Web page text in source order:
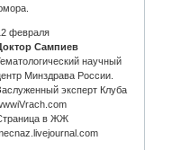
февраля
Сампиев
научный
Минздрава России.
эксперт Клуба
в ЖЖ